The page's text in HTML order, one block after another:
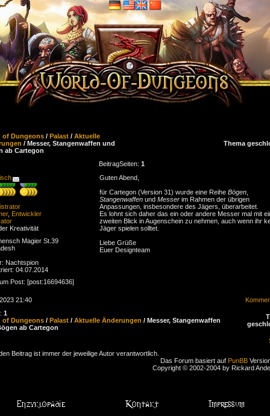
of Dungeons / Palast / Aktuelle
/ Messer, Stangenwaffen und
ab Cartegon
Thema
BeitragSeiten: 1
, Entwickler
Kreativität
Magier St.39
Nachtspion
04.07.2014
Post: [post:16694636]
Guten Abend,
für Cartegon (Version 31) wurde eine Reihe Bögen
Stangenwaffen und Messer im Rahmen der übrigen
Anpassungen, insbesondere des Jägers, überarbeitet.
Es lohnt sich daher das ein oder andere Messer mal mit
zweiten Blick in Augenschein zu nehmen, auch wenn ihr
Jäger spielen solltet.
Liebe Grüße
Euer Designteam
21:40
1
of Dungeons / Palast / Aktuelle Änderungen / Messer, Stangenwaffen
ab Cartegon
Beitrag ist immer der jeweilige Autor verantwortlich.
Das Forum basiert auf PunBB
Copyright © 2002-2004 by Rickard